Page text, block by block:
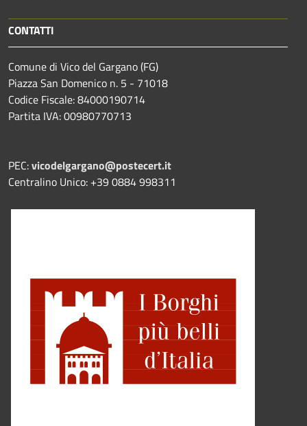
CONTATTI
Comune di Vico del Gargano (FG)
Piazza San Domenico n. 5 - 71018
Codice Fiscale: 84000190714
Partita IVA: 00980770713
PEC:vicodelgargano@postecert.it
Centralino Unico: +39 0884 998311